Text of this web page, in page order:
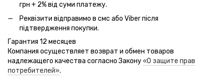
грн + 2% від суми платежу.
Реквізити відправимо в смс або Viber після
підтвердження покупки.
Гарантия 12 месяцев
Компания осуществляет возврат и обмен товаров
надлежащего качества согласно Закону«О защите прав
потребителей».